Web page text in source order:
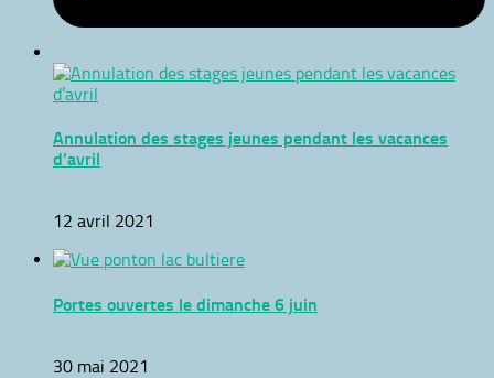
Annulation des stages jeunes pendant les vacances
d’avril
12 avril 2021
Portes ouvertes le dimanche 6 juin
30 mai 2021